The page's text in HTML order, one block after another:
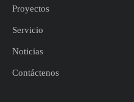
Proyectos
Servicio
Noticias
Contáctenos